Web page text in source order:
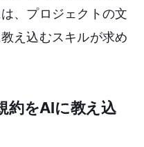
、プロジェクトの文
え込むスキルが求め
約をAIに教え込